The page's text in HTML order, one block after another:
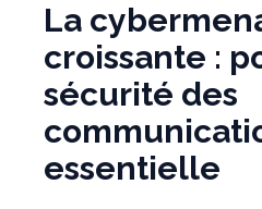
La
croissante :
sécurité des
essentielle